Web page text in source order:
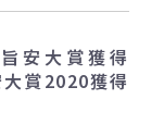
安大賞獲得
賞2020獲得